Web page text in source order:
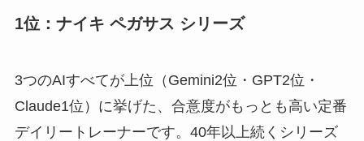
1位：ナイキ ペガサス シリーズ
3つのAIすべてが上位（Gemini2位・GPT2位・
Claude1位）に挙げた、合意度がもっとも高い定番
デイリートレーナーです。40年以上続くシリーズ